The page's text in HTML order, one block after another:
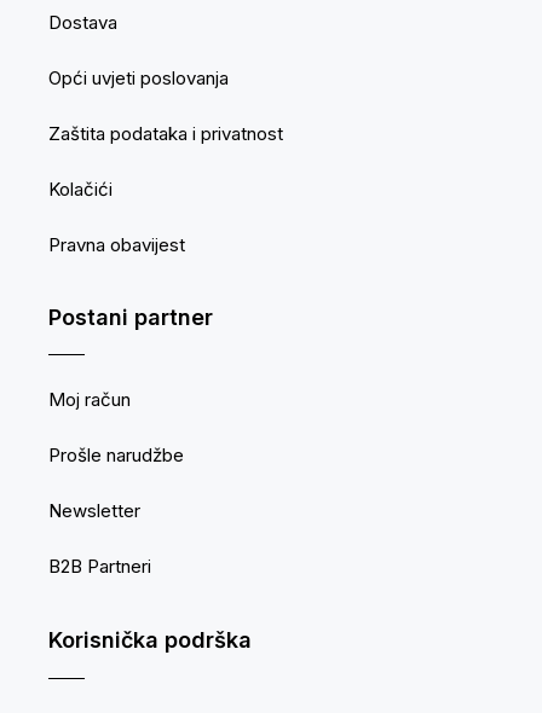
Dostava
Opći uvjeti poslovanja
Zaštita podataka i privatnost
Kolačići
Pravna obavijest
Postani partner
Moj račun
Prošle narudžbe
Newsletter
B2B Partneri
Korisnička podrška